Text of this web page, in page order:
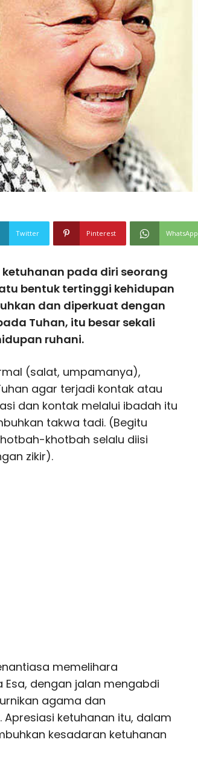
Twitter Pinterest WhatsApp
pada diri seorang
bentuk tertinggi kehidupan
dan diperkuat dengan
Tuhan, itu besar sekali
ruhani.
(salat, umpamanya),
agar terjadi kontak atau
dan kontak melalui ibadah itu
takwa tadi. (Begitu
khotbah selalu diisi
zikir).
memelihara
dengan jalan mengabdi
agama dan
ketuhanan itu, dalam
kesadaran ketuhanan